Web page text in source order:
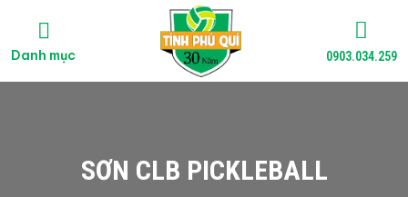
Danh mục 0903.034.259
SƠN CLB PICKLEBALL